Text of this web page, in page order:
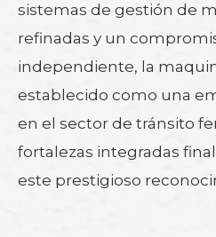
sistemas de gestión de
refinadas y un
independiente, la
establecido como una
en el sector de tránsito
fortalezas integradas
este prestigioso